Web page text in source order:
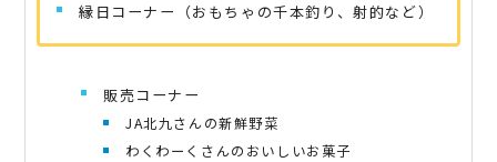
縁日コーナー（おもちゃの千本釣り、射的など）
販売コーナー
JA北九さんの新鮮野菜
わくわーくさんのおいしいお菓子